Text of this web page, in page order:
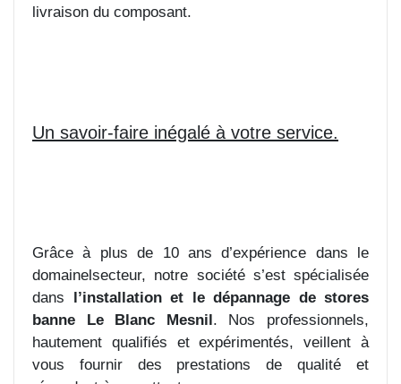
livraison du composant.
Un savoir-faire inégalé à votre service.
Grâce à plus de 10 ans d’expérience dans le
domainelsecteur, notre société s’est spécialisée
dans l’installation et le dépannage de stores
banne Le Blanc Mesnil. Nos professionnels,
hautement qualifiés et expérimentés, veillent à
vous fournir des prestations de qualité et